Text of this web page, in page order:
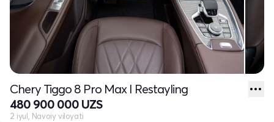
Chery Tiggo 8 Pro Max I Restayling
480 900 000 UZS
2 iyul, Navoiy viloyati